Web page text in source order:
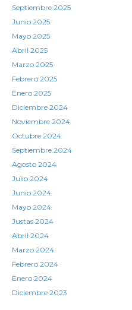
Septiembre 2025
Junio 2025
Mayo 2025
Abril 2025
Marzo 2025
Febrero 2025
Enero 2025
Diciembre 2024
Noviembre 2024
Octubre 2024
Septiembre 2024
Agosto 2024
Julio 2024
Junio 2024
Mayo 2024
Justas 2024
Abril 2024
Marzo 2024
Febrero 2024
Enero 2024
Diciembre 2023